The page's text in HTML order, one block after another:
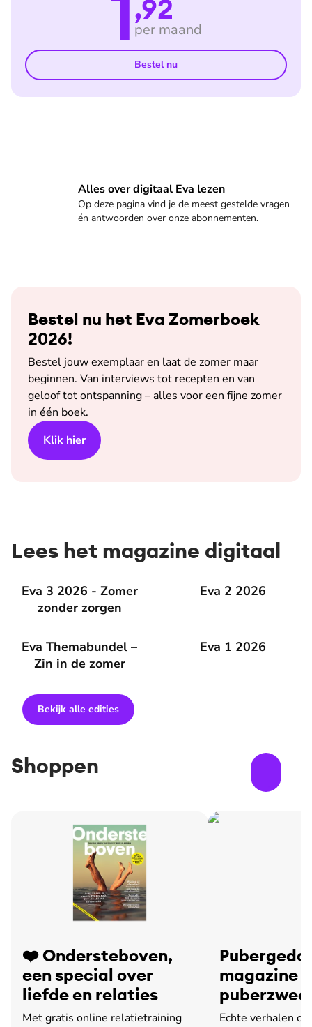
,92
per maand
Bestel nu
Alles over digitaal Eva lezen
Op deze pagina vind je de meest gestelde vragen
én antwoorden over onze abonnementen.
Veelgestelde vragen
Bestel nu het Eva Zomerboek
2026!
Bestel jouw exemplaar en laat de zomer maar
beginnen. Van interviews tot recepten en van
geloof tot ontspanning – alles voor een fijne zomer
in één boek.
Klik hier
Lees het magazine digitaal
Eva 3 2026 - Zomer
zonder zorgen
Eva 3 2026 - Zomer zonder zorgen Eva 2 2026
Eva 2 2026
Eva Themabundel –
Zin in de zomer
Eva Themabundel – Zin in de zomer Eva 1 2026
Eva 1 2026
Bekijk alle edities
Shoppen
❤️ Ondersteboven,
een special over
liefde en relaties
Met gratis online relatietraining
magazine
leed
Echte verhalen